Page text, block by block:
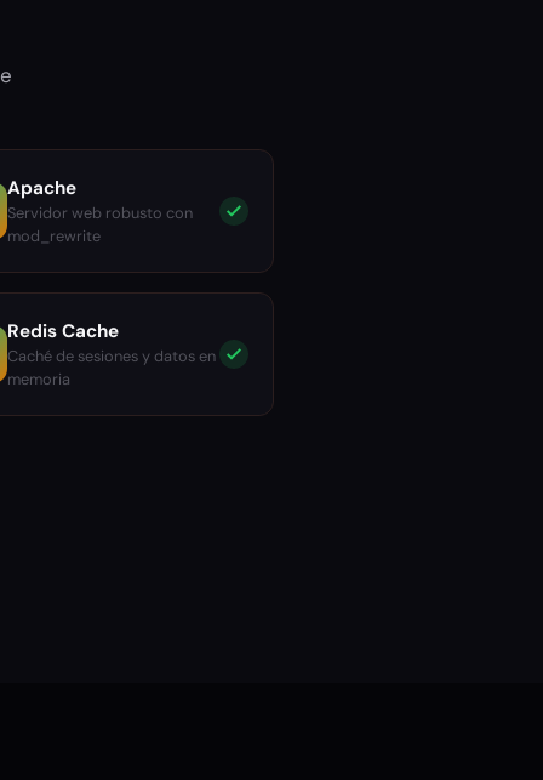
Apache
Servidor web robusto con
mod_rewrite
Redis Cache
Caché de sesiones y datos en
memoria